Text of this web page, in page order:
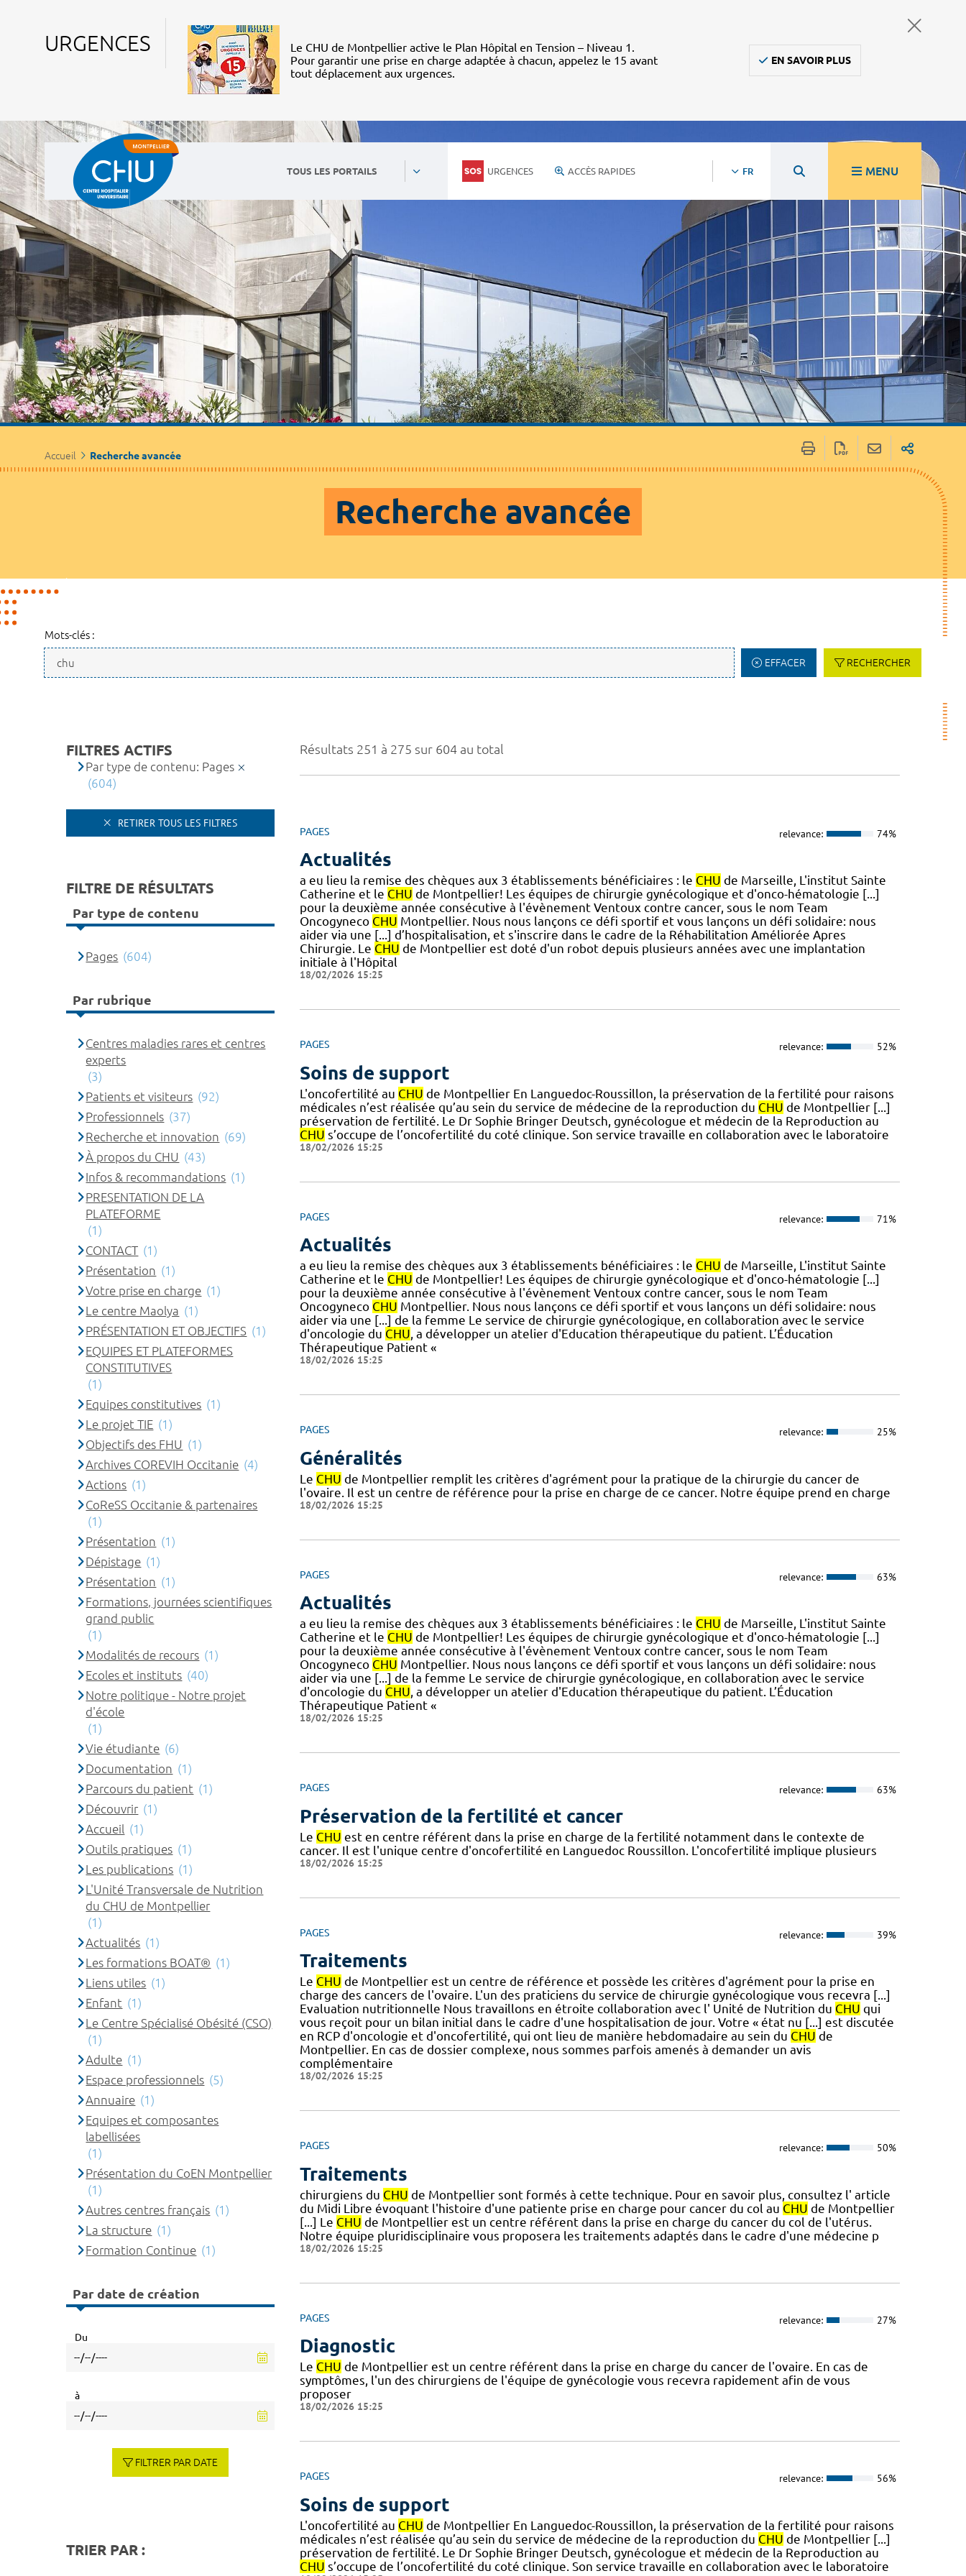
URGENCES
Le CHU de Montpellier active le Plan Hôpital en Tension – Niveau 1.
Pour garantir une prise en charge adaptée à chacun, appelez le 15 avant
tout déplacement aux urgences.
EN SAVOIR PLUS
TOUS LES PORTAILS URGENCES ACCÈS RAPIDES FR MENU
Accueil Recherche avancée
Recherche avancée
Mots-clés :
EFFACER RECHERCHER
Résultats 251 à 275 sur 604 au total
PAGES relevance: 74%
Actualités
a eu lieu la remise des chèques aux 3 établissements bénéficiaires : le CHU de Marseille, L'institut Sainte
Catherine et le CHU de Montpellier! Les équipes de chirurgie gynécologique et d'onco-hématologie [...]
pour la deuxième année consécutive à l'évènement Ventoux contre cancer, sous le nom Team
Oncogyneco CHU Montpellier. Nous nous lançons ce défi sportif et vous lançons un défi solidaire: nous
aider via une [...] d’hospitalisation, et s'inscrire dans le cadre de la Réhabilitation Améliorée Apres
Chirurgie. Le CHU de Montpellier est doté d'un robot depuis plusieurs années avec une implantation
initiale à l'Hôpital
18/02/2026 15:25
PAGES relevance: 52%
Soins de support
L'oncofertilité au CHU de Montpellier En Languedoc-Roussillon, la préservation de la fertilité pour raisons
médicales n’est réalisée qu’au sein du service de médecine de la reproduction du CHU de Montpellier [...]
préservation de fertilité. Le Dr Sophie Bringer Deutsch, gynécologue et médecin de la Reproduction au
CHU s’occupe de l’oncofertilité du coté clinique. Son service travaille en collaboration avec le laboratoire
18/02/2026 15:25
PAGES relevance: 71%
Actualités
a eu lieu la remise des chèques aux 3 établissements bénéficiaires : le CHU de Marseille, L'institut Sainte
Catherine et le CHU de Montpellier! Les équipes de chirurgie gynécologique et d'onco-hématologie [...]
pour la deuxième année consécutive à l'évènement Ventoux contre cancer, sous le nom Team
Oncogyneco CHU Montpellier. Nous nous lançons ce défi sportif et vous lançons un défi solidaire: nous
aider via une [...] de la femme Le service de chirurgie gynécologique, en collaboration avec le service
d'oncologie du CHU, a développer un atelier d'Education thérapeutique du patient. L’Éducation
Thérapeutique Patient «
18/02/2026 15:25
PAGES relevance: 25%
Généralités
Le CHU de Montpellier remplit les critères d'agrément pour la pratique de la chirurgie du cancer de
l'ovaire. Il est un centre de référence pour la prise en charge de ce cancer. Notre équipe prend en charge
18/02/2026 15:25
PAGES relevance: 63%
Actualités
a eu lieu la remise des chèques aux 3 établissements bénéficiaires : le CHU de Marseille, L'institut Sainte
Catherine et le CHU de Montpellier! Les équipes de chirurgie gynécologique et d'onco-hématologie [...]
pour la deuxième année consécutive à l'évènement Ventoux contre cancer, sous le nom Team
Oncogyneco CHU Montpellier. Nous nous lançons ce défi sportif et vous lançons un défi solidaire: nous
aider via une [...] de la femme Le service de chirurgie gynécologique, en collaboration avec le service
d'oncologie du CHU, a développer un atelier d'Education thérapeutique du patient. L’Éducation
Thérapeutique Patient «
18/02/2026 15:25
PAGES relevance: 63%
Préservation de la fertilité et cancer
Le CHU est en centre référent dans la prise en charge de la fertilité notamment dans le contexte de
cancer. Il est l'unique centre d'oncofertilité en Languedoc Roussillon. L'oncofertilité implique plusieurs
18/02/2026 15:25
PAGES relevance: 39%
Traitements
Le CHU de Montpellier est un centre de référence et possède les critères d'agrément pour la prise en
charge des cancers de l'ovaire. L'un des praticiens du service de chirurgie gynécologique vous recevra [...]
Evaluation nutritionnelle Nous travaillons en étroite collaboration avec l' Unité de Nutrition du CHU qui
vous reçoit pour un bilan initial dans le cadre d'une hospitalisation de jour. Votre « état nu [...] est discutée
en RCP d'oncologie et d'oncofertilité, qui ont lieu de manière hebdomadaire au sein du CHU de
Montpellier. En cas de dossier complexe, nous sommes parfois amenés à demander un avis
complémentaire
18/02/2026 15:25
PAGES relevance: 50%
Traitements
chirurgiens du CHU de Montpellier sont formés à cette technique. Pour en savoir plus, consultez l' article
du Midi Libre évoquant l'histoire d'une patiente prise en charge pour cancer du col au CHU de Montpellier
[...] Le CHU de Montpellier est un centre référent dans la prise en charge du cancer du col de l'utérus.
Notre équipe pluridisciplinaire vous proposera les traitements adaptés dans le cadre d'une médecine p
18/02/2026 15:25
PAGES relevance: 27%
Diagnostic
Le CHU de Montpellier est un centre référent dans la prise en charge du cancer de l'ovaire. En cas de
symptômes, l'un des chirurgiens de l'équipe de gynécologie vous recevra rapidement afin de vous
proposer
18/02/2026 15:25
PAGES relevance: 56%
Soins de support
L'oncofertilité au CHU de Montpellier En Languedoc-Roussillon, la préservation de la fertilité pour raisons
médicales n’est réalisée qu’au sein du service de médecine de la reproduction du CHU de Montpellier [...]
préservation de fertilité. Le Dr Sophie Bringer Deutsch, gynécologue et médecin de la Reproduction au
CHU s’occupe de l’oncofertilité du coté clinique. Son service travaille en collaboration avec le laboratoire
FILTRES ACTIFS
Par type de contenu: Pages
(604)
RETIRER TOUS LES FILTRES
FILTRE DE RÉSULTATS
Par type de contenu
Pages (604)
Par rubrique
Centres maladies rares et centres
experts
(3)
Patients et visiteurs (92)
Professionnels (37)
Recherche et innovation (69)
À propos du CHU (43)
Infos & recommandations (1)
PRESENTATION DE LA
PLATEFORME
(1)
CONTACT (1)
Présentation (1)
Votre prise en charge (1)
Le centre Maolya (1)
PRÉSENTATION ET OBJECTIFS (1)
EQUIPES ET PLATEFORMES
CONSTITUTIVES
(1)
Equipes constitutives (1)
Le projet TIE (1)
Objectifs des FHU (1)
Archives COREVIH Occitanie (4)
Actions (1)
CoReSS Occitanie & partenaires
(1)
Présentation (1)
Dépistage (1)
Présentation (1)
Formations, journées scientifiques
grand public
(1)
Modalités de recours (1)
Ecoles et instituts (40)
Notre politique - Notre projet
d'école
(1)
Vie étudiante (6)
Documentation (1)
Parcours du patient (1)
Découvrir (1)
Accueil (1)
Outils pratiques (1)
Les publications (1)
L'Unité Transversale de Nutrition
du CHU de Montpellier
(1)
Actualités (1)
Les formations BOAT® (1)
Liens utiles (1)
Enfant (1)
Le Centre Spécialisé Obésité (CSO)
(1)
Adulte (1)
Espace professionnels (5)
Annuaire (1)
Equipes et composantes
labellisées
(1)
Présentation du CoEN Montpellier
(1)
Autres centres français (1)
La structure (1)
Formation Continue (1)
Par date de création
Du
à
FILTRER PAR DATE
TRIER PAR :